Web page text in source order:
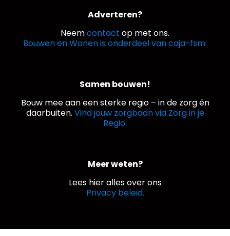
Adverteren?
Neemcontact op met ons.
Bouwen en Wonen is onderdeel van caja-fsm.
Samen bouwen!
Bouw mee aan een sterke regio – in de zorg én
daarbuiten. Vind jouw zorgbaan via Zorg in je
Regio.
Meer weten?
Lees hier alles over ons
Privacy beleid.